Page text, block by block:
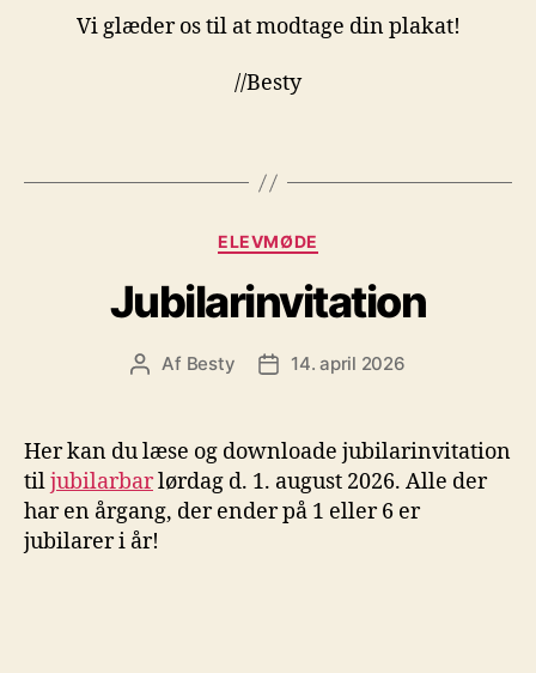
Vi glæder os til at modtage din plakat!
//Besty
Kategorier
ELEVMØDE
Jubilarinvitation
Indlægsforfatter
Af Besty Indlægsdato
14. april 2026
Her kan du læse og downloade jubilarinvitation
tiljubilarbarlørdag d. 1. august 2026. Alle der
har en årgang, der ender på 1 eller 6 er
jubilarer i år!